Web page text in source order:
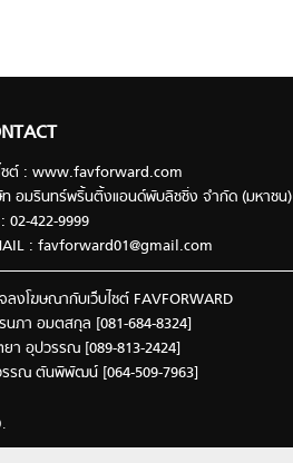
ซต์ : www.favforward.com
อมรินทร์พริ้นติ้งแอนด์พับลิชชิ่ง จำกัด (มหาชน)
02-422-9999
: favforward01@gmail.com
ลงโฆษณากับเว็บไซต์ FAVFORWARD
นภา อมตสกุล [081-684-8324]
า อุปวรรณ [089-813-2424]
รณ ตันพิพัฒน์ [064-509-7963]